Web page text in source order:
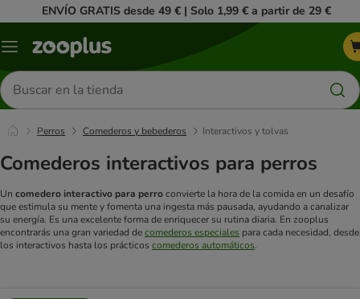
ENVÍO GRATIS desde 49 € | Solo 1,99 € a partir de 29 €
Menú
Buscar
productos
Perros Comederos y bebederos Interactivos y tolvas
Comederos interactivos para perros
Un comedero interactivo para perroconvierte la hora de la comida en un desafío
que estimula su mente y fomenta una ingesta más pausada, ayudando a canalizar
su energía. Es una excelente forma de enriquecer su rutina diaria. En zooplus
encontrarás una gran variedad decomederos especiales para cada necesidad, desde
los interactivos hasta los prácticos comederos automáticos.